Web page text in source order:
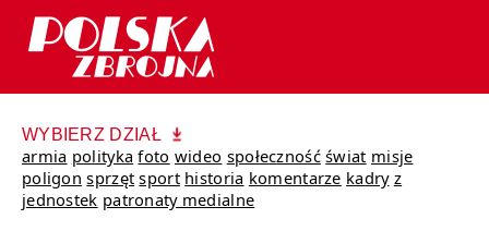
WYBIERZ DZIAŁ
armia polityka foto wideo społeczność świat misje
poligon sprzęt sport historia komentarze kadry z
jednostek patronaty medialne